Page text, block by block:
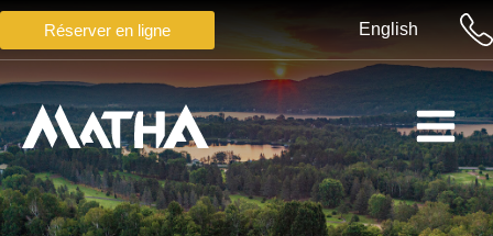
Aller
contenu
Réserver en ligne English
Menu